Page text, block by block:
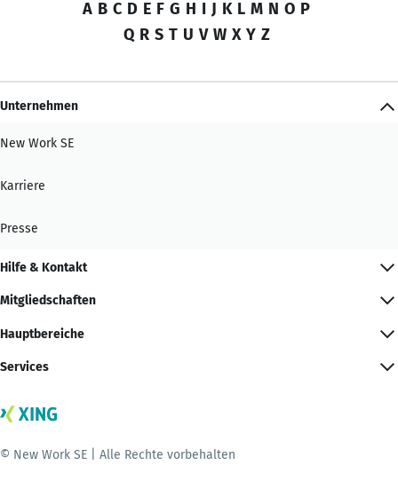
A B C D E F G H I J K L M N O P
Q R S T U V W X Y Z
Unternehmen
New Work SE
Karriere
Presse
Hilfe & Kontakt
Mitgliedschaften
Hauptbereiche
Services
© New Work SE | Alle Rechte vorbehalten